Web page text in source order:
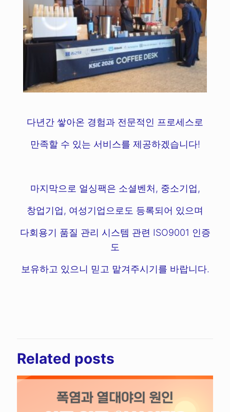
다년간 쌓아온 경험과 전문적인 프로세스로
만족할 수 있는 서비스를 제공하겠습니다!
마지막으로 얼싱팩은 소셜벤처, 중소기업,
창업기업, 여성기업으로도 등록되어 있으며
다회용기 품질 관리 시스템 관련 ISO9001 인증
도
보유하고 있으니 믿고 맡겨주시기를 바랍니다.
Related posts